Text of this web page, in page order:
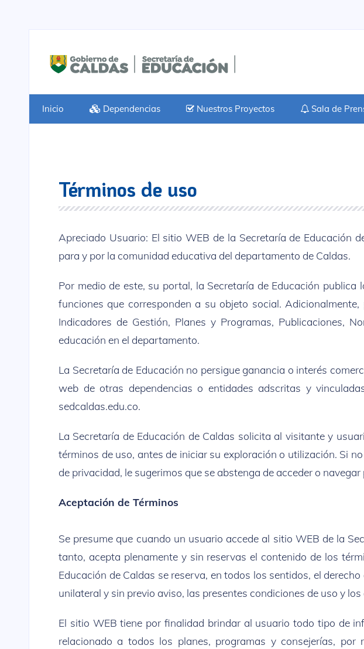
Inicio Dependencias Nuestros Proyectos Sala de
Términos de uso
Apreciado Usuario: El sitio WEB de la Secretaría de Educación
para y por la comunidad educativa del departamento de Caldas.
Por medio de este, su portal, la Secretaría de Educación
funciones que corresponden a su objeto social.
Indicadores de Gestión, Planes y Programas, Publicaciones,
educación en el departamento.
La Secretaría de Educación no persigue ganancia o interés
web de otras dependencias o entidades adscritas y
sedcaldas.edu.co.
La Secretaría de Educación de Caldas solicita al visitante y
términos de uso, antes de iniciar su exploración o utilización. Si
de privacidad, le sugerimos que se abstenga de acceder o
Aceptación de Términos
Se presume que cuando un usuario accede al sitio WEB de la
tanto, acepta plenamente y sin reservas el contenido de los
Educación de Caldas se reserva, en todos los sentidos, el
unilateral y sin previo aviso, las presentes condiciones de uso y
El sitio WEB tiene por finalidad brindar al usuario todo tipo de
relacionado a todos los planes, programas y consejerías,